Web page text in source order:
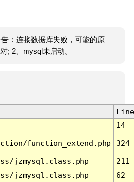
：连接数据库失败，可能的原
; 2、mysql未启动。
Line
14
function_extend.php 324
jzmysql.class.php
211
jzmysql.class.php
62